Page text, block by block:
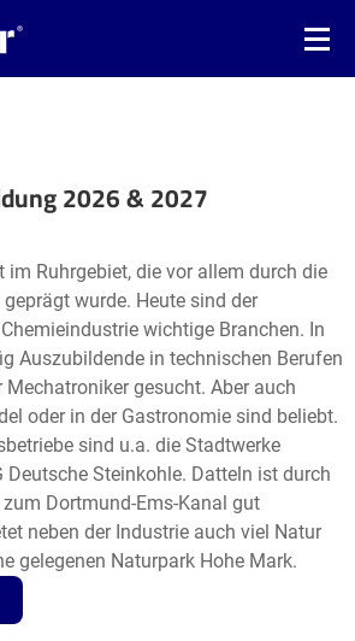
2026 & 2027
Leaflet| ©OpenStreetMap2
im Ruhrgebiet, die vor allem durch die
wurde. Heute sind der
wichtige Branchen. In
Auszubildende in technischen Berufen
Mechatroniker gesucht. Aber auch
oder in der Gastronomie sind beliebt.
sind u.a. die Stadtwerke
Deutsche Steinkohle. Datteln ist durch
Dortmund-Ems-Kanal gut
neben der Industrie auch viel Natur
gelegenen Naturpark Hohe Mark.